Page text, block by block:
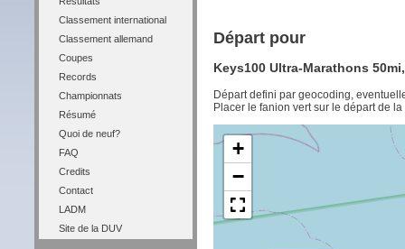
Classement international
Classement allemand
Coupes
Records
Championnats
Résumé
Quoi de neuf?
FAQ
Credits
Contact
LADM
Site de la DUV
Départ pour
Keys100 Ultra-Marathons
Départ defini par geocoding,
Placer le fanion vert sur le départ de
+
−